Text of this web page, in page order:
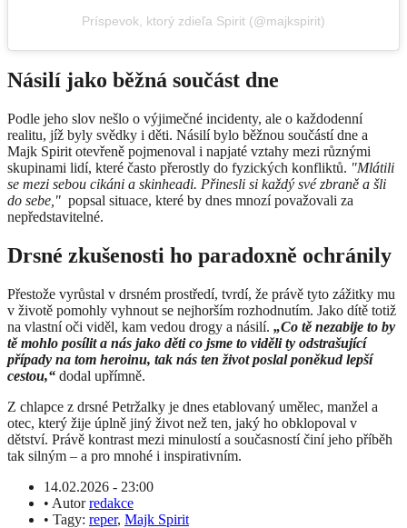
Príspevok, ktorý zdieľa Spirit (@majkspirit)
Násilí jako běžná součást dne
Podle jeho slov nešlo o výjimečné incidenty, ale o každodenní
realitu, jíž byly svědky i děti. Násilí bylo běžnou součástí dne a
Majk Spirit otevřeně pojmenoval i napjaté vztahy mezi různými
skupinami lidí, které často přerostly do fyzických konfliktů. "Mlátili
se mezi sebou cikáni a skinheadi. Přinesli si každý své zbraně a šli
do sebe," popsal situace, které by dnes mnozí považovali za
nepředstavitelné.
Drsné zkušenosti ho paradoxně ochránily
Přestože vyrůstal v drsném prostředí, tvrdí, že právě tyto zážitky mu
v životě pomohly vyhnout se nejhorším rozhodnutím. Jako dítě totiž
na vlastní oči viděl, kam vedou drogy a násilí. „Co tě nezabije to by
tě mohlo posílit a nás jako děti co jsme to viděli ty odstrašující
případy na tom heroinu, tak nás ten život poslal poněkud lepší
cestou,“ dodal upřímně.
Z chlapce z drsné Petržalky je dnes etablovaný umělec, manžel a
otec, který žije úplně jiný život než ten, jaký ho obklopoval v
dětství. Právě kontrast mezi minulostí a současností činí jeho příběh
tak silným – a pro mnohé i inspirativním.
14.02.2026 - 23:00
• Autorredakce
• Tagy: reper, Majk Spirit